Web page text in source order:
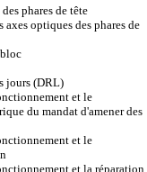
phares de tête
optiques des phares de
jours (DRL)
et le
du mandat d'amener des
et le
et la réparation